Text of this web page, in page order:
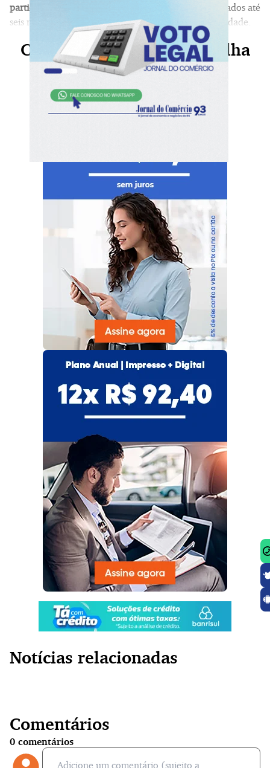
participar do pleito os associados da entidade
registrados até
seis meses antes da eleição e adimplentes com a anuidade.
Continue sua leitura, escolha
seu plano agora!
Já é nosso assinante?
Notícias relacionadas
Comentários
0 comentários